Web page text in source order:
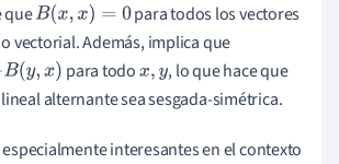
queB(x,x)=0
para todos los vectores
vectorial. Además, implica que
para todox,y , lo que hace que
alternante sea sesgada-simétrica.
interesantes en el contexto